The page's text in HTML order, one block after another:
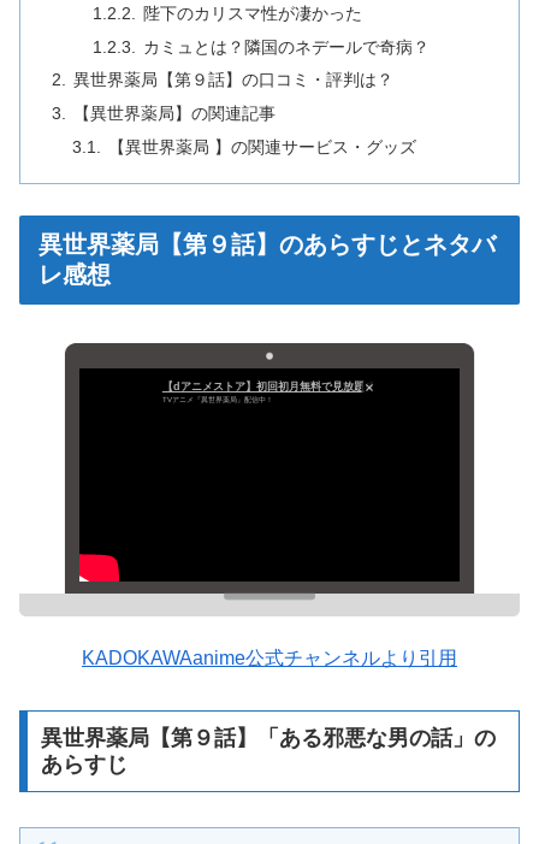
陛下のカリスマ性が凄かった
カミュとは？隣国のネデールで奇病？
異世界薬局【第９話】の口コミ・評判は？
【異世界薬局】の関連記事
【異世界薬局 】の関連サービス・グッズ
異世界薬局【第９話】のあらすじとネタバ
レ感想
【dアニメストア】初回初月無料で見放題
TVアニメ『異世界薬局』配信中！
KADOKAWAanime公式チャンネルより引用
異世界薬局【第９話】「ある邪悪な男の話」の
あらすじ